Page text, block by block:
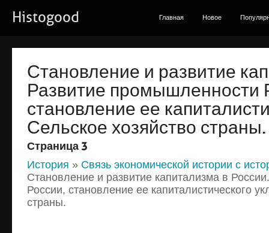
Histogood Главная Новое
Становление и развитие
Развитие промышленности
становление ее
Сельское хозяйство страны.
Страница 3
История » Связь экономической истории с
Становление и развитие капитализма в
России, становление ее капиталистического
страны.